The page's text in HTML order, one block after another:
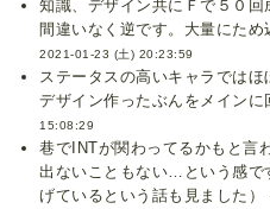
知識、デザイン共にＦで５０
間違いなく逆です。大量にた
2021-01-23 (土) 20:23:59
ステータスの高いキャラでは
デザイン作ったぶんをメイン
15:08:29
巷でINTが関わってるかもと言
出ないこともない…という感
げているという話も見ました